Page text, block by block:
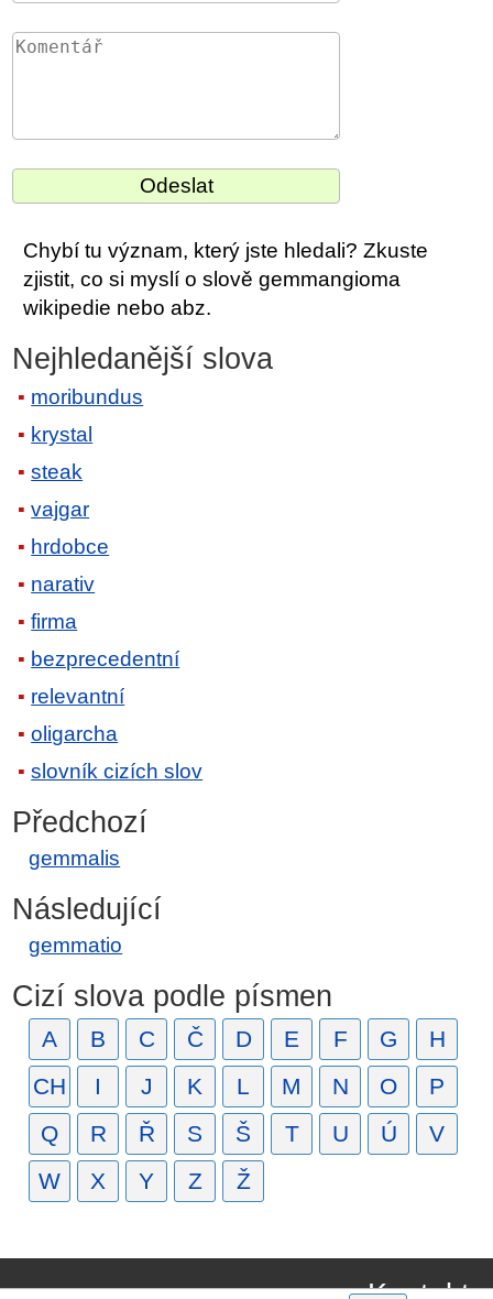
Chybí tu význam, který jste hledali? Zkuste
zjistit, co si myslí o slově gemmangioma
wikipedie nebo abz.
Nejhledanější slova
moribundus
krystal
steak
vajgar
hrdobce
narativ
firma
bezprecedentní
relevantní
oligarcha
slovník cizích slov
Předchozí
gemmalis
Následující
gemmatio
Cizí slova podle písmen
A B C Č D E F G
H
CH
I J K L M N O
P
Q
R Ř S Š T U Ú
V
W
X Y Z Ž